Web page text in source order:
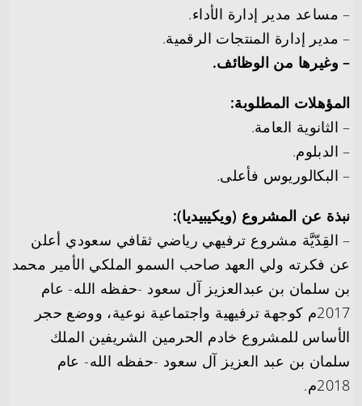
– مساعد مدير إدارة الأداء.
– مدير إدارة المنتجات الرقمية.
– وغيرها من الوظائف.
المؤهلات المطلوبة:
– الثانوية العامة.
– الدبلوم.
– البكالوريوس فأعلى.
نبذة عن المشروع (ويكيبيديا):
– القِدّيَّة مشروع ترفيهي رياضي ثقافي سعودي أعلن
عن فكرته ولي العهد صاحب السمو الملكي الأمير محمد
بن سلمان بن عبدالعزيز آل سعود -حفظه الله- عام
2017م كوجهة ترفيهية واجتماعية نوعية، ووضع حجر
الأساس للمشروع خادم الحرمين الشريفين الملك
سلمان بن عبد العزيز آل سعود -حفظه الله- عام
2018م.